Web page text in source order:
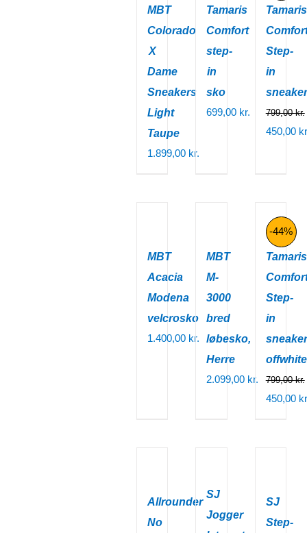
MBT
Colorado
X
Dame
Sneakers
Light
Taupe
1.899,00 kr.
Tamaris
Comfort
step-
in
sko
699,00 kr.
Tamaris
Step-
in
sneaker
799,00kr.
Den
450,00
450,00
MBT
Acacia
Modena
velcrosko
1.400,00 kr.
MBT
M-
3000
bred
løbesko,
Herre
2.099,00 kr.
-44%
Tamaris
Step-
in
offwhite
799,00kr.
Den
450,00
Allrounder
No
SJ
Jogger
SJ
Step-